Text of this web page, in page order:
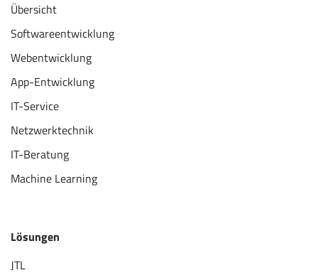
Übersicht
Softwareentwicklung
Webentwicklung
App-Entwicklung
IT-Service
Netzwerktechnik
IT-Beratung
Machine Learning
Lösungen
JTL